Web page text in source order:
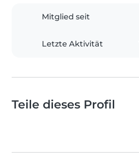
Mitglied seit
Letzte Aktivität
Teile dieses Profil